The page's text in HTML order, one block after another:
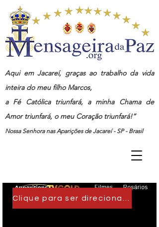
Aqui em Jacareí, graças ao trabalho da vida
inteira do meu filho Marcos,
a Fé Católica triunfará, a minha Chama de
Amor triunfará, o meu Coração triunfará!”
Nossa Senhora nas Aparições de Jacareí - SP - Brasil